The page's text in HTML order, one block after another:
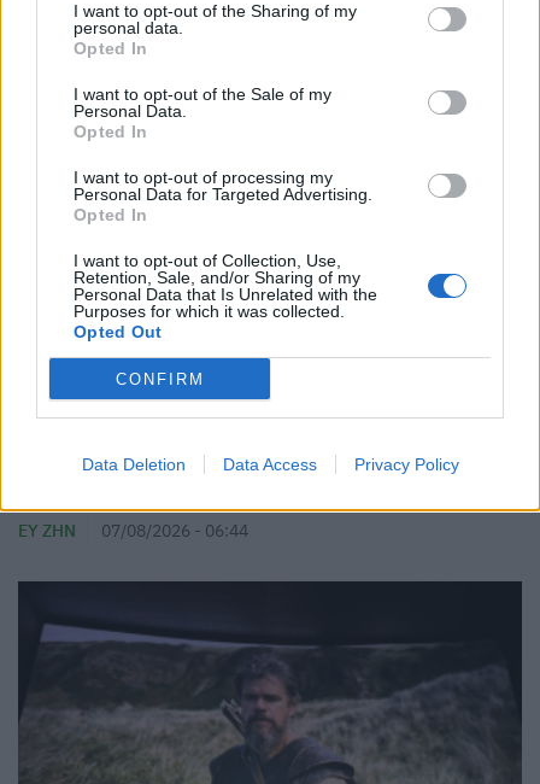
I want to opt-out of the Sharing of my
personal data.
Opted In
I want to opt-out of the Sale of my
Personal Data.
Opted In
I want to opt-out of processing my
Personal Data for Targeted Advertising.
Opted In
I want to opt-out of Collection, Use,
Retention, Sale, and/or Sharing of my
Personal Data that Is Unrelated with the
Purposes for which it was collected.
Opted Out
CONFIRM
Data Deletion Data Access Privacy Policy
ΣΧΕΤΙΚΑ ΑΡΘΡΑ
Οι δύο ασκήσεις Pilates που δεν πρέπει να
ΕΥ ΖΗΝ 07/08/2026 - 06:44